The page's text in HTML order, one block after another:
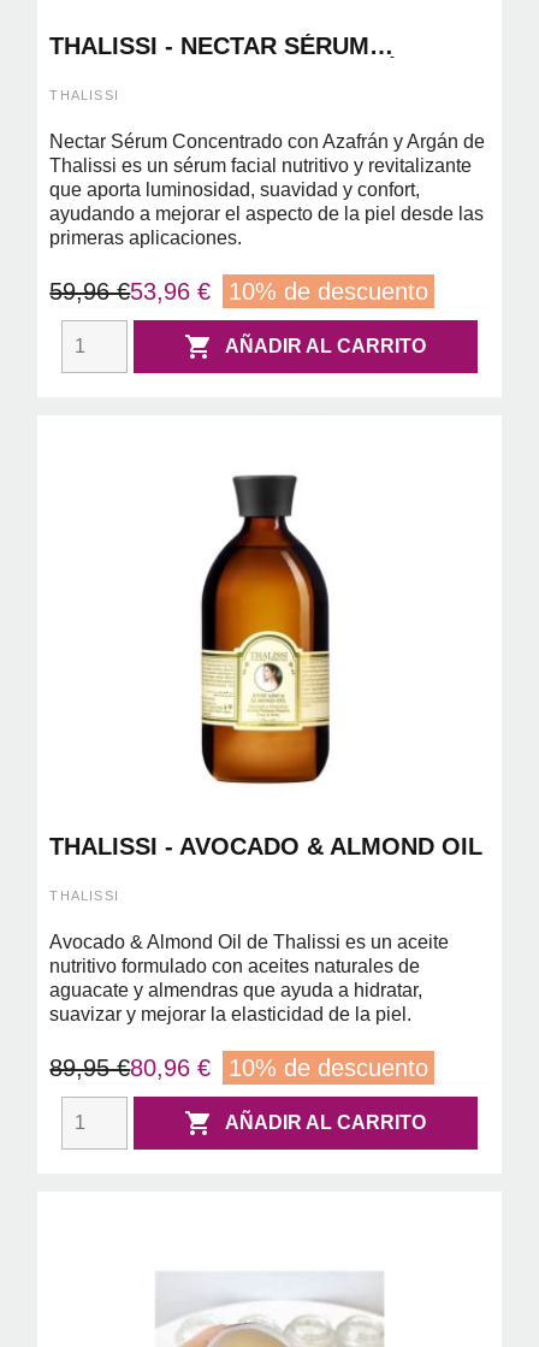
THALISSI - NECTAR SÉRUM
ARGAN 30ML
THALISSI
Nectar Sérum Concentrado con Azafrán y Argán de
Thalissi es un sérum facial nutritivo y revitalizante
que aporta luminosidad, suavidad y confort,
ayudando a mejorar el aspecto de la piel desde las
primeras aplicaciones.
59,96 €53,96 € 10% de descuento
 AÑADIR AL CARRITO
THALISSI - AVOCADO & ALMOND OIL
THALISSI
Avocado & Almond Oil de Thalissi es un aceite
nutritivo formulado con aceites naturales de
aguacate y almendras que ayuda a hidratar,
suavizar y mejorar la elasticidad de la piel.
89,95 €80,96 € 10% de descuento
 AÑADIR AL CARRITO